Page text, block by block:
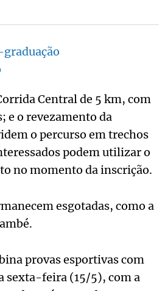
Central de 5 km, com
e o revezamento da
o percurso em trechos
podem utilizar o
no momento da inscrição.
esgotadas, como a
provas esportivas com
sexta-feira (15/5), com a